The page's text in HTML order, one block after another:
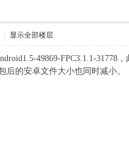
显示全部楼层
49869-FPC3.1.1-
后的安卓文件大小也同时减小。